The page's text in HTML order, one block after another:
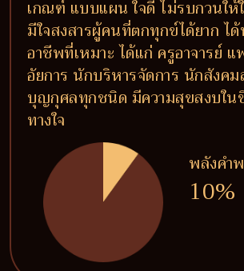
เกณฑ์ แบบแผน ใจดี ไม่รบกวนให้
มีใจสงสารผู้คนที่ตกทุกข์ได้ยาก ไ
อาชีพที่เหมาะ ได้แก่ ครูอาจารย์
อัยการ นักบริหารจัดการ นักสังคม
บุญกุศลทุกชนิด มีความสุขสงบใน
ทางใจ
พลังคำ
10%